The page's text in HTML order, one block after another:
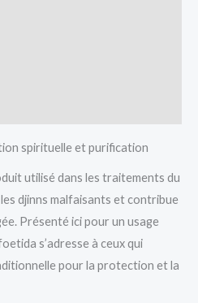
spirituelle et purification
utilisé dans les traitements du
djinns malfaisants et contribue
Présenté ici pour un usage
s’adresse à ceux qui
pour la protection et la